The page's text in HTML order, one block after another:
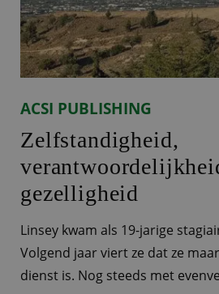
ACSI PUBLISHING
Zelfstandigheid,
gezelligheid
Linsey kwam als 19-jarige
Volgend jaar viert ze dat ze
dienst is. Nog steeds met